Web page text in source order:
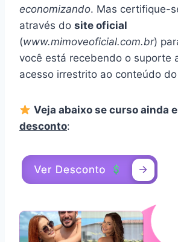
economizando. Mas certifique-
através do site oficial
(www.mimoveoficial.com.br)
você está recebendo o suporte
acesso irrestrito ao conteúdo
Veja abaixo se curso ainda
desconto: